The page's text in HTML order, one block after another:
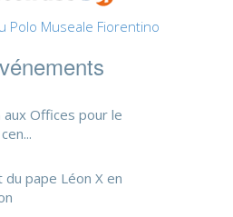
Polo Museale Fiorentino
aux Offices pour le
pape Léon X en